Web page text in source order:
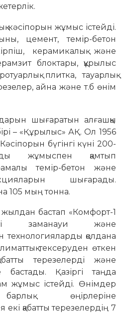
кәсіпорын жұмыс істейді.
цемент, темір-бетон
керамикалық және
блоктары, құрылыс
плитка, тауарлық
айна және т.б өнім
шығаратын алғашқы
– «Құрылыс» АҚ. Ол 1956
бүгінгі күні 200-
жұмыспен қамтып
темір-бетон және
шығарады.
105 мың тонна.
жылдан бастап «Комфорт-1
заманауи және
технологияларды қолдана
тексеруден өткен
терезелерді және
бастады. Қазіргі таңда
жұмыс істейді. Өнімдер
өңірлеріне
екі қабатты терезелердің 7